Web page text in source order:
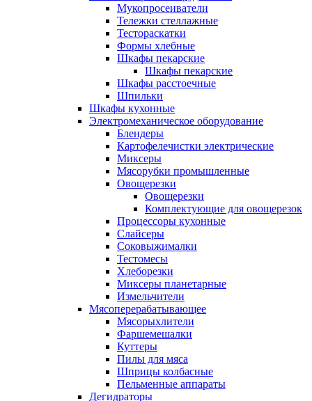
Мукопросеиватели
Тележки стеллажные
Тестораскатки
Формы хлебные
Шкафы пекарские
Шкафы пекарские
Шкафы расстоечные
Шпильки
Шкафы кухонные
Электромеханическое оборудование
Блендеры
Картофелечистки электрические
Миксеры
Мясорубки промышленные
Овощерезки
Овощерезки
Комплектующие для овощерезок
Процессоры кухонные
Слайсеры
Соковыжималки
Тестомесы
Хлеборезки
Миксеры планетарные
Измельчители
Мясоперерабатывающее
Мясорыхлители
Фаршемешалки
Куттеры
Пилы для мяса
Шприцы колбасные
Пельменные аппараты
Дегидраторы